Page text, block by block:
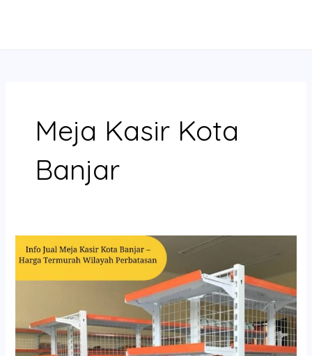
Meja Kasir Kota
Banjar
Info
Jual
Meja
Banjar
–